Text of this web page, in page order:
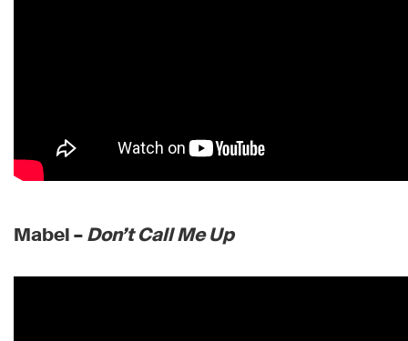
Mabel –Don’t Call Me Up